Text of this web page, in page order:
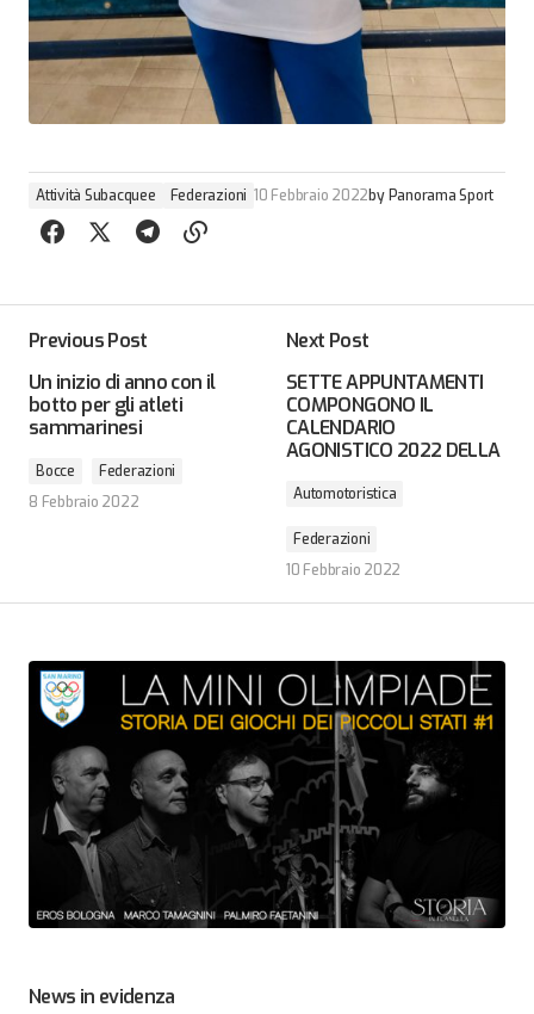
Attività Subacquee Federazioni 10 Febbraio 2022by Panorama Sport
Previous Post
Un inizio di anno con il
botto per gli atleti
sammarinesi
Bocce
Federazioni
8 Febbraio 2022
Next Post
SETTE APPUNTAMENTI
COMPONGONO IL
CALENDARIO
AGONISTICO 2022 DELLA
Automotoristica
Federazioni
10 Febbraio 2022
News in evidenza